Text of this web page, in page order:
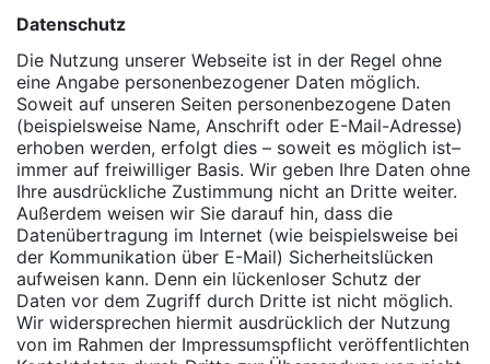
Datenschutz
Die Nutzung unserer Webseite ist in der Regel ohne
eine Angabe personenbezogener Daten möglich.
Soweit auf unseren Seiten personenbezogene Daten
(beispielsweise Name, Anschrift oder E-Mail-Adresse)
erhoben werden, erfolgt dies – soweit es möglich ist–
immer auf freiwilliger Basis. Wir geben Ihre Daten ohne
Ihre ausdrückliche Zustimmung nicht an Dritte weiter.
Außerdem weisen wir Sie darauf hin, dass die
Datenübertragung im Internet (wie beispielsweise bei
der Kommunikation über E-Mail) Sicherheitslücken
aufweisen kann. Denn ein lückenloser Schutz der
Daten vor dem Zugriff durch Dritte ist nicht möglich.
Wir widersprechen hiermit ausdrücklich der Nutzung
von im Rahmen der Impressumspflicht veröffentlichten